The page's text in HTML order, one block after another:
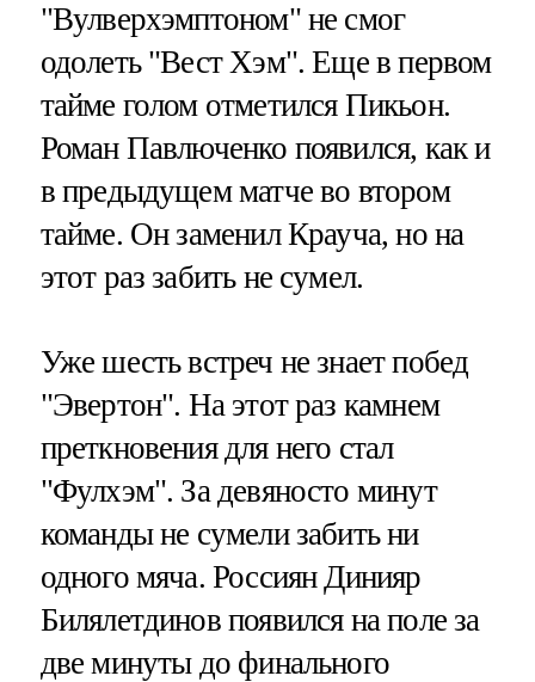
"Вулверхэмптоном" не смог
одолеть "Вест Хэм". Еще в первом
тайме голом отметился Пикьон.
Роман Павлюченко появился, как и
в предыдущем матче во втором
тайме. Он заменил Крауча, но на
этот раз забить не сумел.
Уже шесть встреч не знает побед
"Эвертон". На этот раз камнем
преткновения для него стал
"Фулхэм". За девяносто минут
команды не сумели забить ни
одного мяча. Россиян Динияр
Билялетдинов появился на поле за
две минуты до финального